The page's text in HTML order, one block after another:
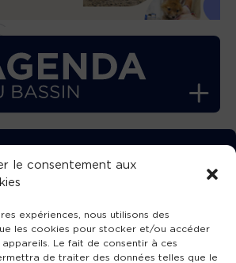
le consentement aux
expériences, nous utilisons des
les cookies pour stocker et/ou accéder
Le fait de consentir à ces
de traiter des données telles que le
GRATUITEMENT
TVBA !